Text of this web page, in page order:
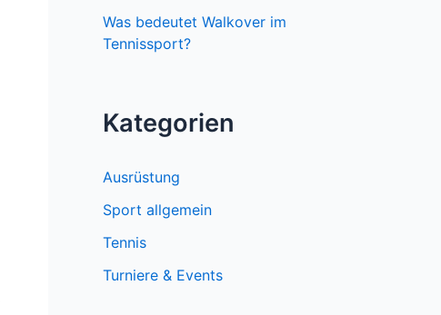
Was bedeutet Walkover im
Tennissport?
Kategorien
Ausrüstung
Sport allgemein
Tennis
Turniere & Events